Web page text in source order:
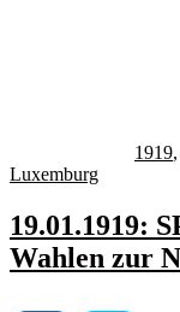
1919,
Luxemburg
19.01.1919:
Wahlen zur